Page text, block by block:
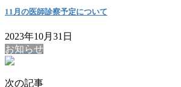
11月の医師診察予定について
2023年10月31日
お知らせ
次の記事